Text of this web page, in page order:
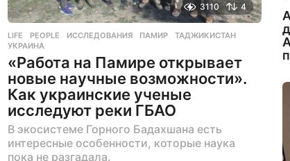
3110 4
LIFE ,PEOPLE ИССЛЕДОВАНИЯ ,ПАМИР ,ТАДЖИКИСТАН
УКРАИНА
«Работа на Памире открывает
новые научные возможности».
Как украинские ученые
исследуют реки ГБАО
В экосистеме Горного Бадахшана есть
интересные особенности, которые наука
пока не разгадала.